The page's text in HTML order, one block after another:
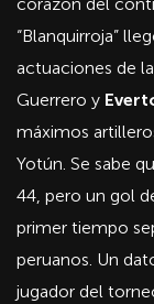
“Blanquirroja”
actuaciones de
Guerrero y
máximos
Yotún. Se sabe
44, pero un gol
primer tiempo
peruanos. Un
jugador del